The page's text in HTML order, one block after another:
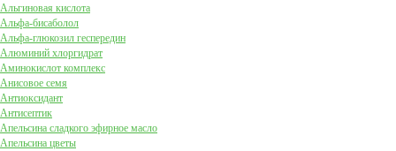
Альгиновая кислота
Альфа-бисаболол
Альфа-глюкозил геспередин
Алюминий хлоргидрат
Аминокислот комплекс
Анисовое семя
Антиоксидант
Антисептик
Апельсина сладкого эфирное масло
Апельсина цветы